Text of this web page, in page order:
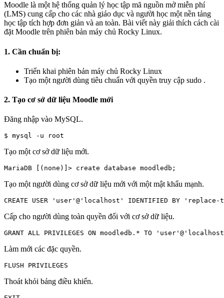
Moodle là một hệ thống quản lý học tập mã nguồn mở miễn phí
(LMS) cung cấp cho các nhà giáo dục và người học một nền tảng
học tập tích hợp đơn giản và an toàn. Bài viết này giải thích cách cài
đặt Moodle trên phiên bản máy chủ Rocky Linux.
1. Cần chuẩn bị:
Triển khai phiên bản máy chủ Rocky Linux
Tạo một người dùng tiêu chuẩn với quyền truy cập sudo .
2. Tạo cơ sở dữ liệu Moodle mới
Đăng nhập vào MySQL.
Tạo một cơ sở dữ liệu mới.
Tạo một người dùng cơ sở dữ liệu mới với một mật khẩu mạnh.
Cấp cho người dùng toàn quyền đối với cơ sở dữ liệu.
Làm mới các đặc quyền.
Thoát khỏi bảng điều khiển.